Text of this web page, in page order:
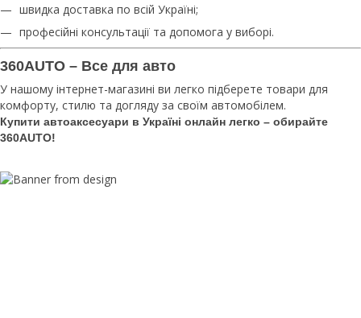
швидка доставка по всій Україні;
професійні консультації та допомога у виборі.
360AUTO – Все для авто
У нашому інтернет-магазині ви легко підберете товари для
комфорту, стилю та догляду за своїм автомобілем.
Купити автоаксесуари в Україні онлайн легко – обирайте
360AUTO!